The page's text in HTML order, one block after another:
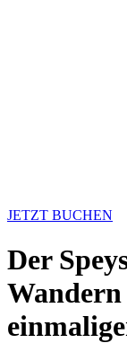
JETZT BUCHEN
Der